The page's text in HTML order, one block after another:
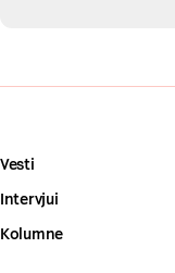
Vesti
Intervjui
Kolumne